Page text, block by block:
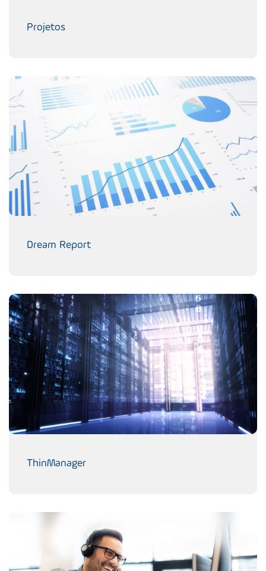
Projetos
Dream Report
ThinManager